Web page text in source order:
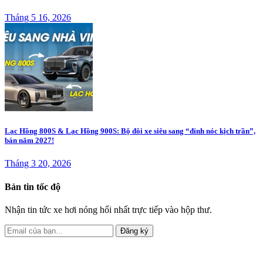
Tháng 5 16, 2026
Lạc Hồng 800S & Lạc Hồng 900S: Bộ đôi xe siêu sang “đỉnh nóc kịch trần”,
bán năm 2027!
Tháng 3 20, 2026
Bản tin tốc độ
Nhận tin tức xe hơi nóng hổi nhất trực tiếp vào hộp thư.
Đăng ký